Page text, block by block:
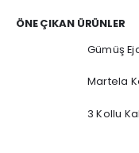
ÖNE ÇIKAN ÜRÜNLER
Gümüş
Martela
3 Kollu